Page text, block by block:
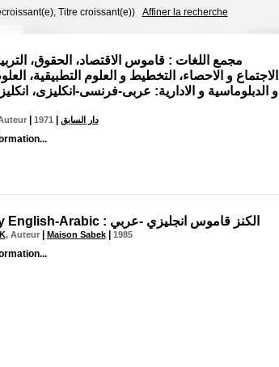
Titre croissant(e)) Affiner la recherche
مجمع اللغات : قاموس الاقتصاد، الحقوق،
الاجتماع و الاحصاء، التخطيط و العلوم التطبيقية،
و الدبلوماسية و الادارية: عربى-فرنسى-انكليزى،
دار السابق |
1971
Dictionary English-Arabic : الكنز قاموس انجليزي -عربي
, Auteur Maison Sabek| 1985